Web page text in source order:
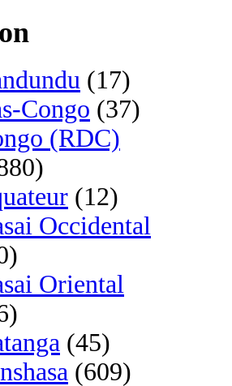
(17)
Congo (37)
(RDC)
(12)
Occidental
Oriental
(45)
(609)